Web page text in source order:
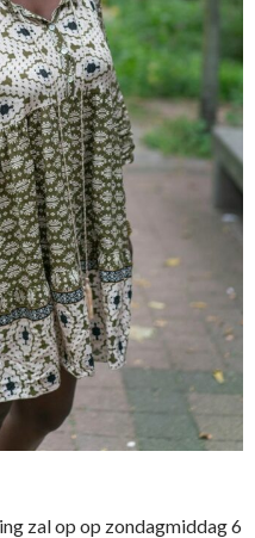
zal op op zondagmiddag 6